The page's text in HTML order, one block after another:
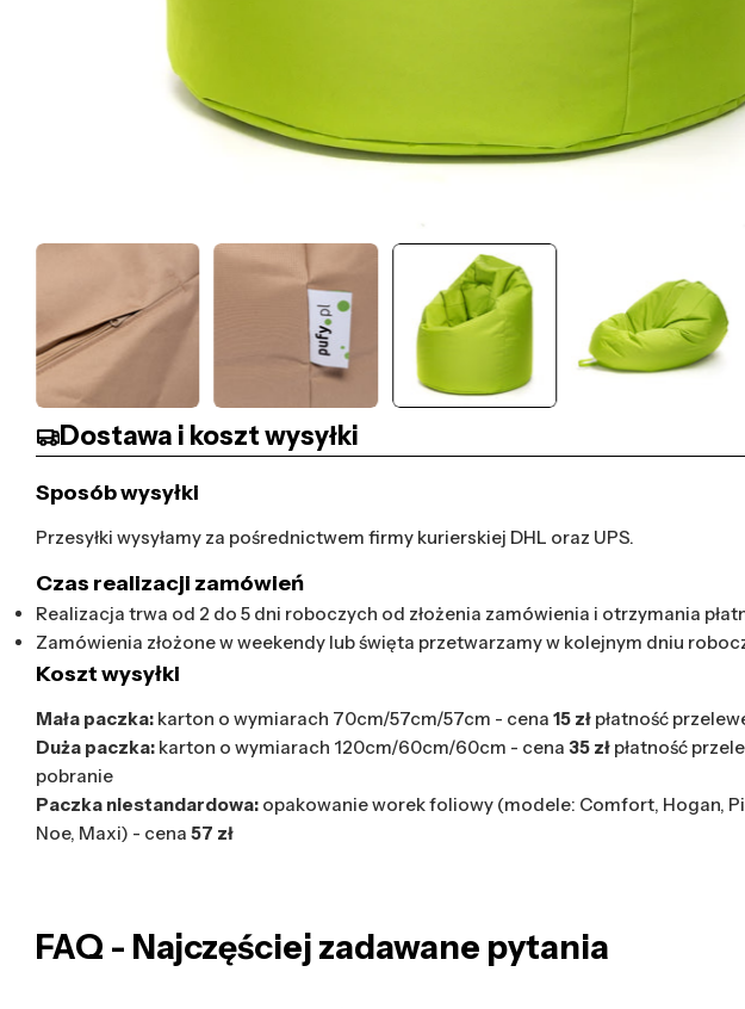
Dostawa i koszt wysyłki
Sposób wysyłki
Przesyłki wysyłamy za pośrednictwem firmy kurierskiej DHL oraz UPS.
Czas realizacji zamówień
Realizacja trwa od 2 do 5 dni roboczych od złożenia zamówienia i otrzymania
Zamówienia złożone w weekendy lub święta przetwarzamy w kolejnym dniu
Koszt wysyłki
Mała paczka: karton o wymiarach 70cm/57cm/57cm - cena 15 zł płatność
Duża paczka: karton o wymiarach 120cm/60cm/60cm - cena 35 zł płatność
pobranie
Paczka niestandardowa: opakowanie worek foliowy (modele: Comfort, Hogan,
Noe, Maxi) - cena 57 zł
FAQ - Najczęściej zadawane pytania